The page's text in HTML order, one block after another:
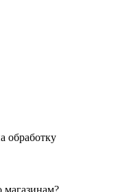
обработку
магазинам?